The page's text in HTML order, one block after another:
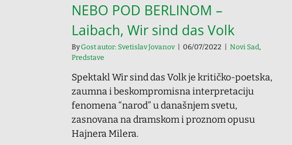
NEBO POD BERLINOM –
Laibach, Wir sind das Volk
ByGost autor: Svetislav Jovanov 06/07/2022 Novi Sad,
Predstave
Spektakl Wir sind das Volk je kritičko-poetska,
zaumna i beskompromisna interpretaciju
fenomena “narod” u današnjem svetu,
zasnovana na dramskom i proznom opusu
Hajnera Milera.